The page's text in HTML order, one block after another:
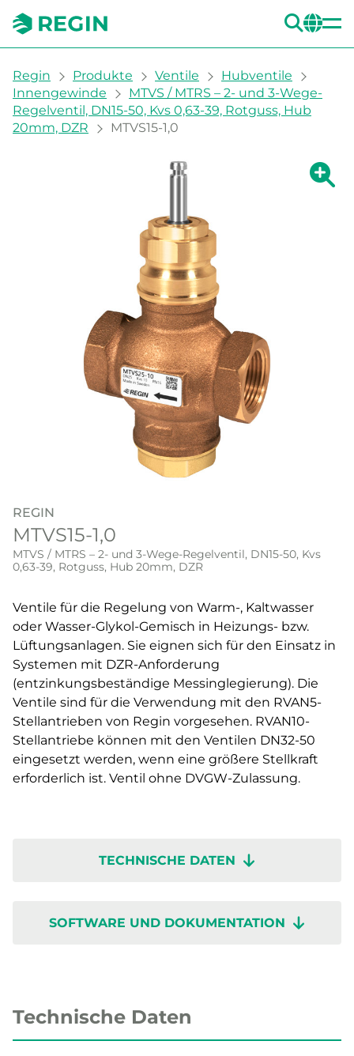
You are here:
Regin Produkte Ventile
Hubventile
Innengewinde
MTVS / MTRS – 2- und 3-Wege-
Regelventil, DN15-50, Kvs 0,63-39, Rotguss, Hub
20mm, DZR
MTVS15-1,0
Zeige
REGIN
MTVS15-1,0
MTVS / MTRS – 2- und 3-Wege-Regelventil, DN15-50, Kvs
0,63-39, Rotguss, Hub 20mm, DZR
Ventile für die Regelung von Warm-, Kaltwasser
oder Wasser-Glykol-Gemisch in Heizungs- bzw.
Lüftungsanlagen. Sie eignen sich für den Einsatz in
Systemen mit DZR-Anforderung
(entzinkungsbeständige Messinglegierung). Die
Ventile sind für die Verwendung mit den RVAN5-
Stellantrieben von Regin vorgesehen. RVAN10-
Stellantriebe können mit den Ventilen DN32-50
eingesetzt werden, wenn eine größere Stellkraft
erforderlich ist. Ventil ohne DVGW-Zulassung.
TECHNISCHE DATEN
SOFTWARE UND DOKUMENTATION
Technische Daten